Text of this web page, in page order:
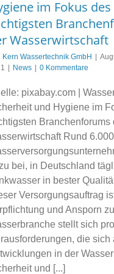
im Fokus des
Wasserwirtschaft
Kern Wassertechnik GmbH
News 0 Kommentare
pixabay.com |
und Hygiene im
Branchenforums
Rund 6.000
bei, in Deutschland
in bester
Versorgungsauftrag
und Ansporn
stellt sich
die sich
in der
und [...]